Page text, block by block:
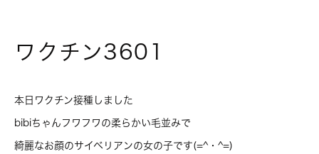
ワクチン3601
本日ワクチン接種しました
bibiちゃんフワフワの柔らかい毛並みで
綺麗なお顔のサイベリアンの女の子です(=^・^=)